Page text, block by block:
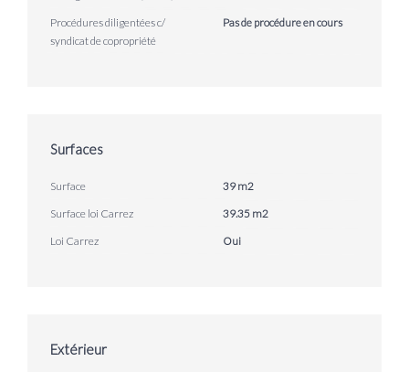
Procédures diligentées c/
syndicat de copropriété
Pas de procédure en cours
Surfaces
Surface
39 m2
Surface loi Carrez
39.35 m2
Loi Carrez
Oui
Extérieur